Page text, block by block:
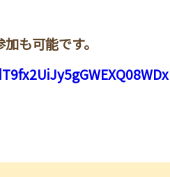
も可能です。